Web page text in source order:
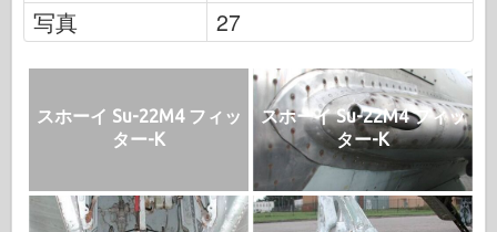
写真
27
スホーイ Su-22M4 フィッ
ター-K
スホーイ Su-22M4 フィッ
ター-K